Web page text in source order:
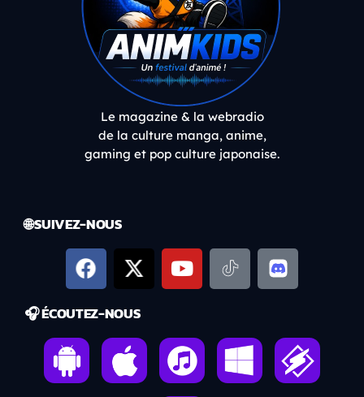
Le magazine & la webradio
de la culture manga, anime,
gaming et pop culture japonaise.
🌐 SUIVEZ-NOUS
🎧 ÉCOUTEZ-NOUS